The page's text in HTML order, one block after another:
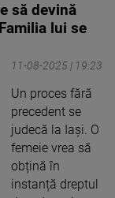
să devină
lui se
11-08-2025 | 19:23
Un proces fără
precedent se
judecă la Iași. O
femeie vrea să
obțină în
instanță dreptul